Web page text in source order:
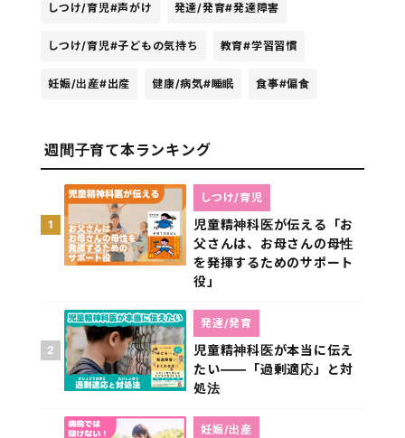
しつけ/育児#声がけ 発達/発育#発達障害
しつけ/育児#子どもの気持ち 教育#学習習慣
妊娠/出産#出産 健康/病気#睡眠 食事#偏食
週間子育て本ランキング
1
児童精神科医が伝える「お
父さんは、お母さんの母性
を発揮するためのサポート
役」
しつけ/育児
2
児童精神科医が本当に伝え
たい――「過剰適応」と対
処法
発達/発育
妊娠/出産